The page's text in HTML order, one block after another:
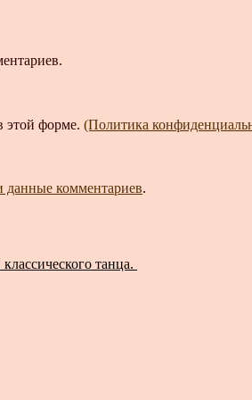
этой форме. (Политика
данные комментариев.
танца.